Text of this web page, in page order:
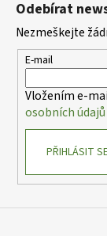
Odebírat
Nezmeškejte
E-mail
Vložením e-
osobních údajů
PŘIHLÁSIT